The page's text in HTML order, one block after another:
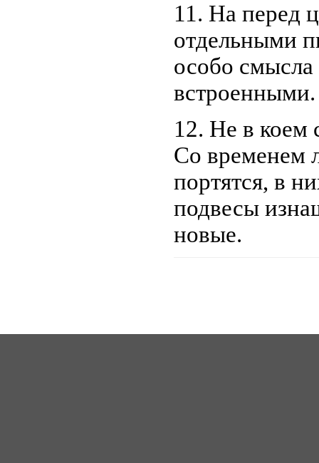
11. На перед
отдельными
особо смысла
встроенными.
12. Не в коем
Со временем
портятся, в
подвесы
новые.